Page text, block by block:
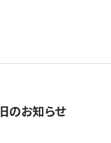
のお知らせ